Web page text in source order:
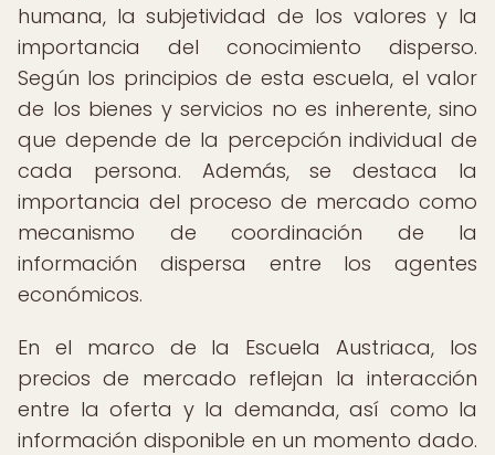
humana, la subjetividad de los valores y la
importancia del conocimiento disperso.
Según los principios de esta escuela, el valor
de los bienes y servicios no es inherente, sino
que depende de la percepción individual de
cada persona. Además, se destaca la
importancia del proceso de mercado como
mecanismo de coordinación de la
información dispersa entre los agentes
económicos.
En el marco de la Escuela Austriaca, los
precios de mercado reflejan la interacción
entre la oferta y la demanda, así como la
información disponible en un momento dado.